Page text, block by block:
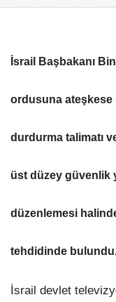
İsrail Başbakanı
ordusuna ateşkese
durdurma talimatı
üst düzey güvenlik
düzenlemesi
tehdidinde
İsrail devlet